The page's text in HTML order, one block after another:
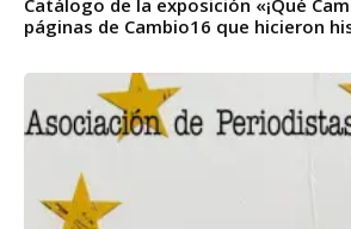
Catálogo de la exposición «¡Qué
páginas de Cambio16 que hicieron